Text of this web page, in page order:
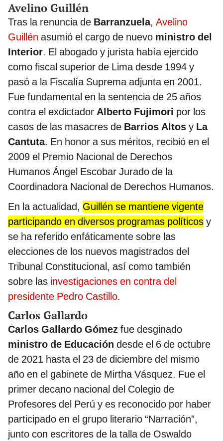
Avelino Guillén
Tras la renuncia de Barranzuela, Avelino
Guillén asumió el cargo de nuevo ministro del
Interior. El abogado y jurista había ejercido
como fiscal superior de Lima desde 1994 y
pasó a la Fiscalía Suprema adjunta en 2001.
Fue fundamental en la sentencia de 25 años
contra el exdictador Alberto Fujimori por los
casos de las masacres de Barrios Altos y La
Cantuta. En honor a sus méritos, recibió en el
2009 el Premio Nacional de Derechos
Humanos Ángel Escobar Jurado de la
Coordinadora Nacional de Derechos Humanos.
En la actualidad, Guillén se mantiene vigente
participando en diversos programas políticos y
se ha referido enfáticamente sobre las
elecciones de los nuevos magistrados del
Tribunal Constitucional, así como también
sobre las investigaciones en contra del
presidente Pedro Castillo.
Carlos Gallardo
Carlos Gallardo Gómez fue desginado
ministro de Educación desde el 6 de octubre
de 2021 hasta el 23 de diciembre del mismo
año en el gabinete de Mirtha Vásquez. Fue el
primer decano nacional del Colegio de
Profesores del Perú y es reconocido por haber
participado en el grupo literario “Narración”,
junto con escritores de la talla de Oswaldo